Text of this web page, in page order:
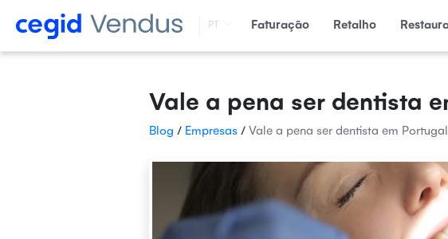
PT Faturação Retalho
Vale a pena ser dentista
Blog / Empresas / Vale a pena ser dentista em